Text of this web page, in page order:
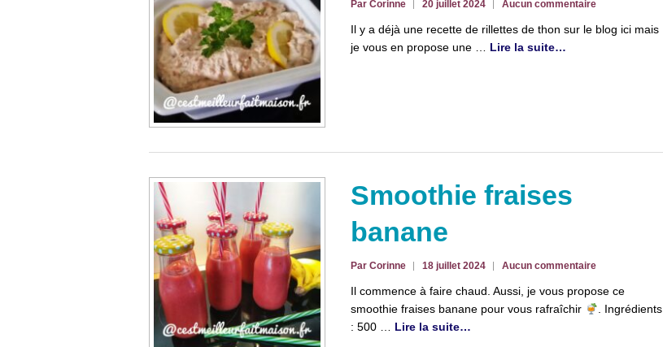
Par Corinne 20 juillet 2024 Aucun commentaire
Il y a déjà une recette de rillettes de thon sur le blog ici mais
je vous en propose une … Lire la suite…
Smoothie fraises
banane
Par Corinne 18 juillet 2024 Aucun commentaire
Il commence à faire chaud. Aussi, je vous propose ce
smoothie fraises banane pour vous rafraîchir
. Ingrédients
: 500 … Lire la suite…